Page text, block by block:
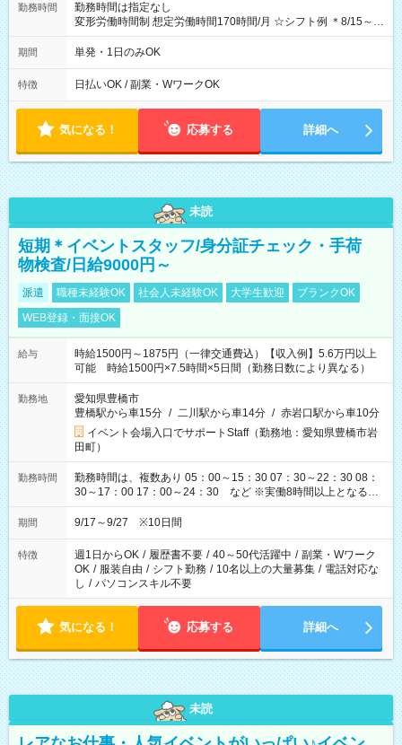
勤務時間
勤務時間は指定なし
変形労働時間制 想定労働時間170時間/月 ☆シフト例 ＊8/15～
10/26 全日共通 08：00～12：00 17：00～21：00 ＊8/31
～9/19のみ下記シフトもあります！ 12：00～16：00 ＊9/6～
00
期間 単発・1日のみOK
特徴 日払いOK / 副業・WワークOK
気になる！ 応募する 詳細へ
未読
短期＊イベントスタッフ/身分証チェック・手荷
物検査/日給9000円～
派遣 職種未経験OK 社会人未経験OK 大学生歓迎
ブランクOK
WEB登録・面接OK
給与
時給1500円～1875円（一律交通費込）【収入例】5.6万円以上
可能 時給1500円×7.5時間×5日間（勤務日数により異なる）
勤務地
愛知県豊橋市
豊橋駅から車15分 / 二川駅から車14分 / 赤岩口駅から車10分
イベント会場入口でサポートStaff（勤務地：愛知県豊橋市岩
田町）
勤務時間
勤務時間は、複数あり 05：00～15：30 07：30～22：30 08：
30～17：00 17：00～24：30 など ※実働8時間以上となる勤
務もあります。 【休憩】60分+他休憩あり 交替で取得します。
安全面に配慮しこまめな休憩があります。
期間 9/17～9/27 ※10日間
特徴 週1日からOK / 履歴書不要 / 40～50代活躍中 / 副業・Wワーク
OK / 服装自由 / シフト勤務 / 10名以上の大量募集 / 電話対応な
し / パソコンスキル不要
気になる！ 応募する 詳細へ
未読